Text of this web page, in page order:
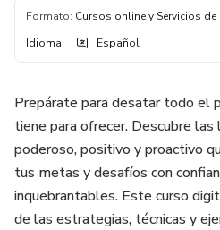
Formato: Cursos online y Servicios
Idioma: Español
Prepárate para desatar todo el
tiene para ofrecer. Descubre
poderoso, positivo y proactivo
tus metas y desafíos con
inquebrantables. Este curso
de las estrategias, técnicas y